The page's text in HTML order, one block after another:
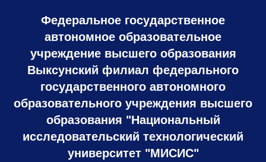
Федеральное государственное
автономное образовательное
учреждение высшего образования
Выксунский филиал федерального
государственного автономного
образовательного учреждения высшего
образования "Национальный
исследовательский технологический
университет "МИСИС"